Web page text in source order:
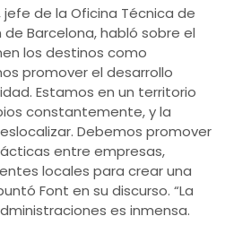
jefe de la Oficina Técnica de
Barcelona, habló sobre el
los destinos como
promover el desarrollo
Estamos en un territorio
constantemente, y la
Debemos promover
entre empresas,
locales para crear una
Font en su discurso. “La
es inmensa.